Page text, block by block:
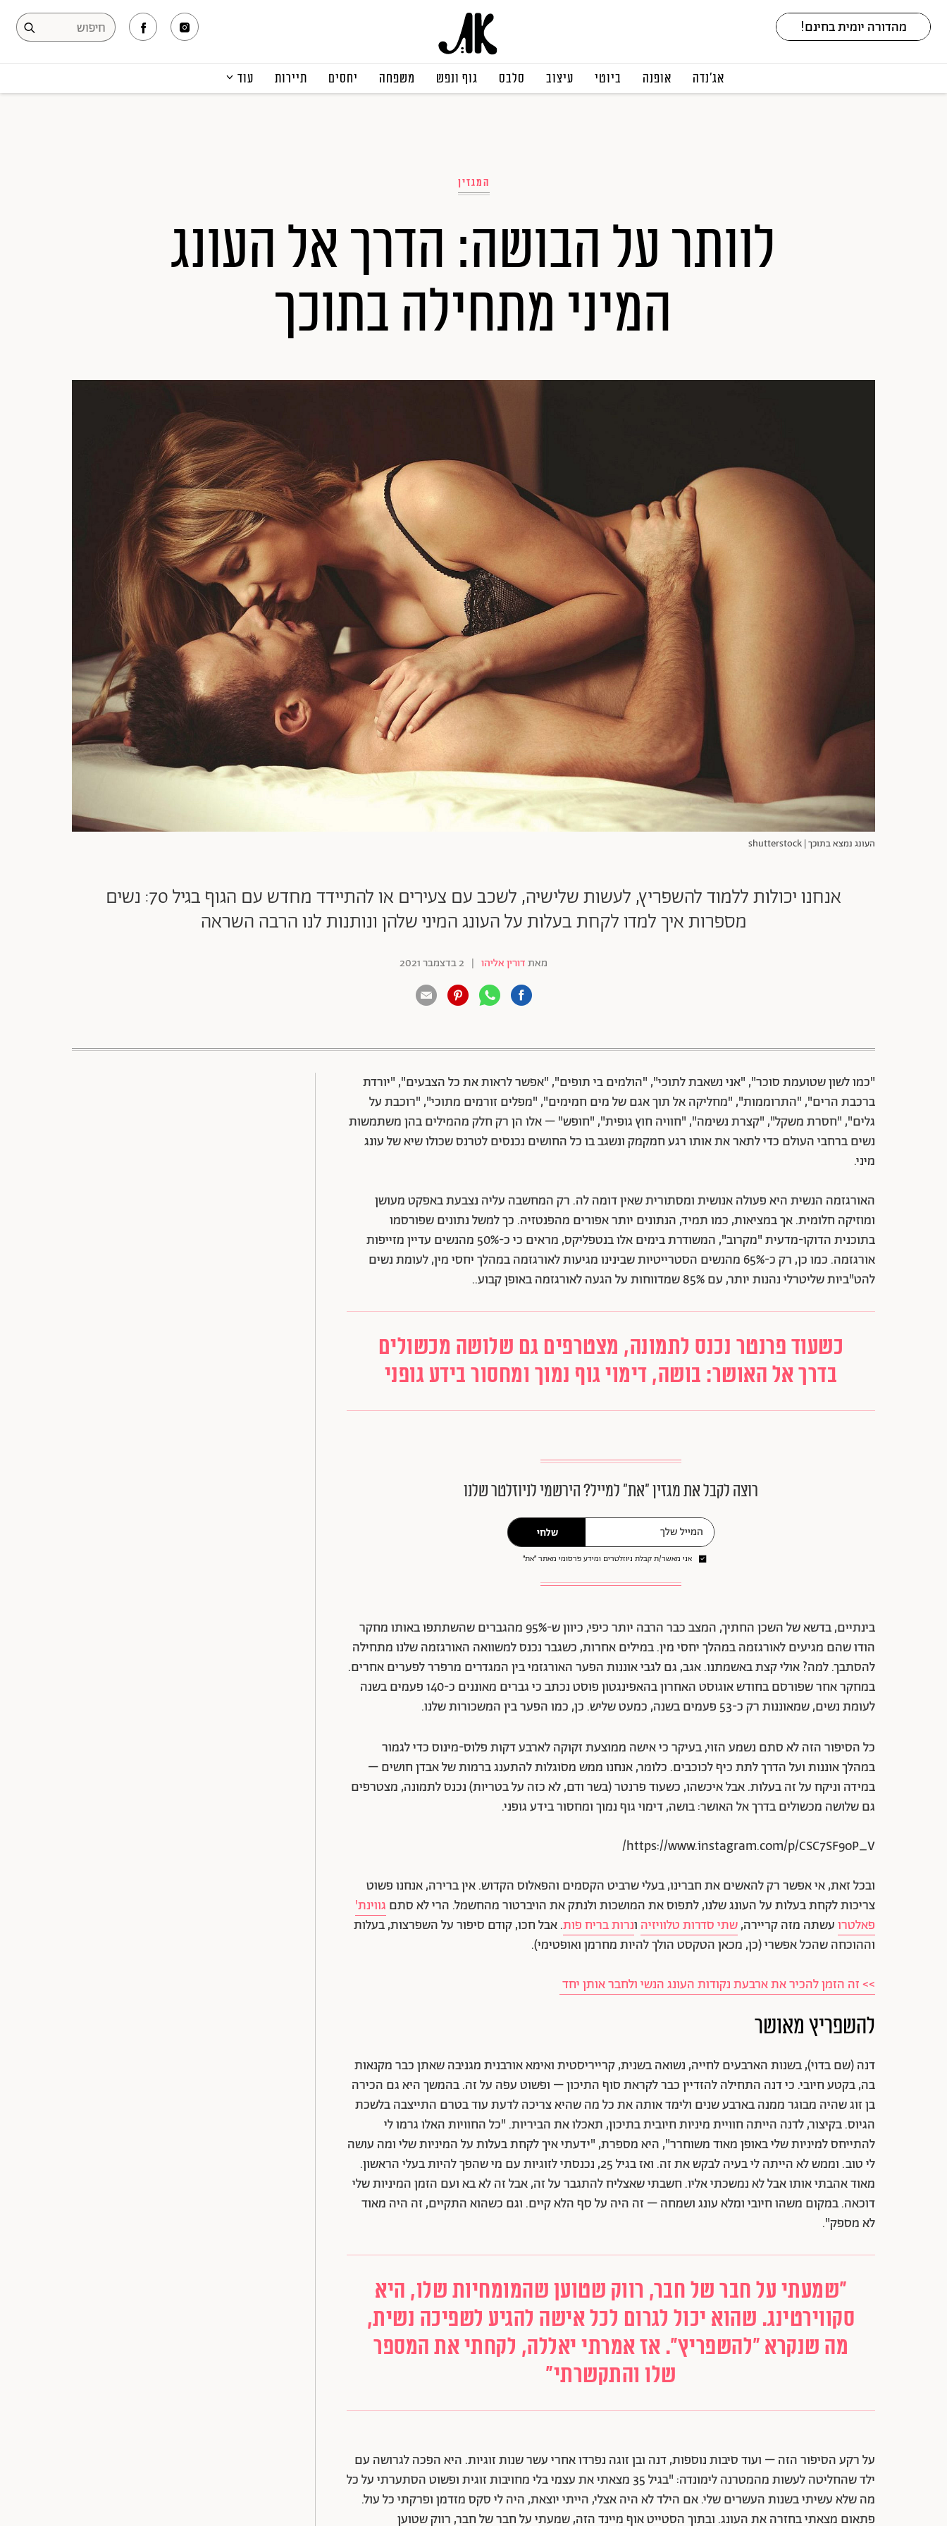
אג׳נדה אופנה ביוטי עיצוב סלבס גוף ונפש משפחה יחסים תיירות עוד
המגזין
לוותר על הבושה: הדרך אל העונג
המיני מתחילה בתוכך
העונג נמצא בתוכך | shutterstock
אנחנו יכולות ללמוד להשפריץ, לעשות שלישיה, לשכב עם צעירים או להתיידד מחדש עם הגוף בגיל 70: נשים
מספרות איך למדו לקחת בעלות על העונג המיני שלהן ונותנות לנו הרבה השראה
מאתדורין אליהו | 2 בדצמבר 2021
"כמו לשון שטועמת סוכר", "אני נשאבת לתוכי", "הולמים בי תופים", "אפשר לראות את כל הצבעים", "יורדת
ברכבת הרים", "התרוממות", "מחליקה אל תוך אגם של מים חמימים", "מפלים זורמים מתוכי", "רוכבת על
גלים", "חסרת משקל", "קצרת נשימה", "חוויה חוץ גופית", "חופש" – אלו הן רק חלק מהמילים בהן משתמשות
נשים ברחבי העולם כדי לתאר את אותו רגע חמקמק ונשגב בו כל החושים נכנסים לטרנס שכולו שיא של עונג
מיני.
האורגזמה הנשית היא פעולה אנושית ומסתורית שאין דומה לה. רק המחשבה עליה נצבעת באפקט מעושן
ומוזיקה חלומית. אך במציאות, כמו תמיד, הנתונים יותר אפורים מהפנטזיה. כך למשל נתונים שפורסמו
בתוכנית הדוקו-מדעית "מקרוב", המשודרת בימים אלו בנטפליקס, מראים כי כ-50% מהנשים עדיין מזייפות
אורגזמה. כמו כן, רק כ-65% מהנשים הסטרייטיות שבינינו מגיעות לאורגזמה במהלך יחסי מין, לעומת נשים
להט"ביות שליטרלי נהנות יותר, עם 85% שמדווחות על הגעה לאורגזמה באופן קבוע..
כשעוד פרנטר נכנס לתמונה, מצטרפים גם שלושה מכשולים
בדרך אל האושר: בושה, דימוי גוף נמוך ומחסור בידע גופני
רוצה לקבל את מגזין ״את״ למייל? הירשמי לניוזלטר שלנו
שלחי
אני מאשר/ת קבלת ניוזלטרים ומידע פרסומי מאתר ״את״
בינתיים, בדשא של השכן החתיך, המצב כבר הרבה יותר כיפי, כיוון ש-95% מהגברים שהשתתפו באותו מחקר
הודו שהם מגיעים לאורגזמה במהלך יחסי מין. במילים אחרות, כשגבר נכנס למשוואה האורגזמה שלנו מתחילה
להסתבך. למה? אולי קצת באשמתנו. אגב, גם לגבי אוננות הפער האורגזמי בין המגדרים מרפרר לפערים אחרים.
במחקר אחר שפורסם בחודש אוגוסט האחרון בהאפינגטון פוסט נכתב כי גברים מאוננים כ-140 פעמים בשנה
לעומת נשים, שמאוננות רק כ-53 פעמים בשנה, כמעט שליש. כן, כמו הפער בין המשכורות שלנו.
כל הסיפור הזה לא סתם נשמע הזוי, בעיקר כי אישה ממוצעת זקוקה לארבע דקות פלוס-מינוס כדי לגמור
במהלך אוננות ועל הדרך לתת כיף לכוכבים. כלומר, אנחנו ממש מסוגלות להתענג ברמות של אבדן חושים –
במידה וניקח על זה בעלות. אבל איכשהו, כשעוד פרנטר (בשר ודם, לא כזה על בטריות) נכנס לתמונה, מצטרפים
גם שלושה מכשולים בדרך אל האושר: בושה, דימוי גוף נמוך ומחסור בידע גופני.
https://www.instagram.com/p/CSC7SF9oP_V/
ובכל זאת, אי אפשר רק להאשים את חברינו, בעלי שרביט הקסמים והפאלוס הקדוש. אין ברירה, אנחנו פשוט
צריכות לקחת בעלות על העונג שלנו, לתפוס את המושכות ולנתק את הויברטור מהחשמל. הרי לא סתם גווינת'
פאלטרועשתה מזה קריירה,שתי סדרות טלוויזיה ונרות בריח פות. אבל חכו, קודם סיפור על השפרצות, בעלות
וההוכחה שהכל אפשרי (כן, מכאן הטקסט הולך להיות מחרמן ואופטימי).
>> זה הזמן להכיר את ארבעת נקודות העונג הנשי ולחבר אותן יחד
להשפריץ מאושר
דנה (שם בדוי), בשנות הארבעים לחייה, נשואה בשנית, קרייריסטית ואימא אורבנית מגניבה שאתן כבר מקנאות
בה, בקטע חיובי. כי דנה התחילה להזדיין כבר לקראת סוף התיכון – ופשוט עפה על זה. בהמשך היא גם הכירה
בן זוג שהיה מבוגר ממנה בארבע שנים ולימד אותה את כל מה שהיא צריכה לדעת עוד בטרם התייצבה בלשכת
הגיוס. בקיצור, לדנה הייתה חוויית מיניות חיובית בתיכון, תאכלו את הביריות. "כל החוויות האלו גרמו לי
להתייחס למיניות שלי באופן מאוד משוחרר", היא מספרת, "ידעתי איך לקחת בעלות על המיניות שלי ומה עושה
לי טוב. וממש לא הייתה לי בעיה לבקש את זה. ואז בגיל 25, נכנסתי לזוגיות עם מי שהפך להיות בעלי הראשון.
מאוד אהבתי אותו אבל לא נמשכתי אליו. חשבתי שאצליח להתגבר על זה, אבל זה לא בא ועם הזמן המיניות שלי
דוכאה. במקום משהו חיובי ומלא עונג ושמחה – זה היה על סף הלא קיים. וגם כשהוא התקיים, זה היה מאוד
לא מספק".
"שמעתי על חבר של חבר, רווק שטוען שהמומחיות שלו, היא
סקווירטינג. שהוא יכול לגרום לכל אישה להגיע לשפיכה נשית,
מה שנקרא "להשפריץ". אז אמרתי יאללה, לקחתי את המספר
שלו והתקשרתי"
על רקע הסיפור הזה – ועוד סיבות נוספות, דנה ובן זוגה נפרדו אחרי עשר שנות זוגיות. היא הפכה לגרושה עם
ילד שהחליטה לעשות מהמטרנה לימונדה: "בגיל 35 מצאתי את עצמי בלי מחויבות זוגית ופשוט הסתערתי על כל
מה שלא עשיתי בשנות העשרים שלי. אם הילד לא היה אצלי, הייתי יוצאת, היה לי סקס מזדמן ופרקתי כל עול.
פתאום מצאתי בחזרה את העונג. ובתוך הסטייט אוף מיינד הזה, שמעתי על חבר של חבר, רווק שטוען